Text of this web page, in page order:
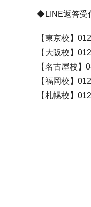
◆LINE返答受
【東京校】
【大阪校】
【名古屋校】
【福岡校】
【札幌校】